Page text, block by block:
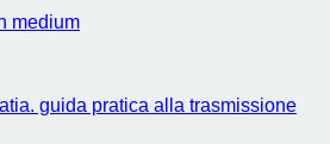
medium